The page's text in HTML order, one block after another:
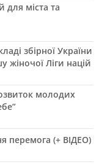
для міста та
збірної України
жіночої Ліги націй
молодих
перемога (+ ВІДЕО)